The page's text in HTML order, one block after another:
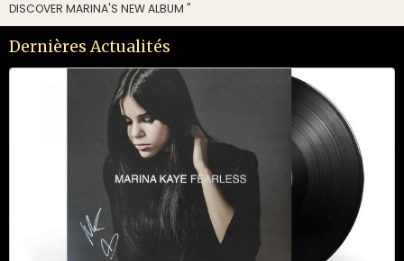
DISCOVER MARINA'S NEW ALBUM "
Dernières Actualités